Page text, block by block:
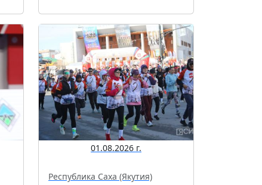
01.08.2026 г.
Республика Саха (Якутия)